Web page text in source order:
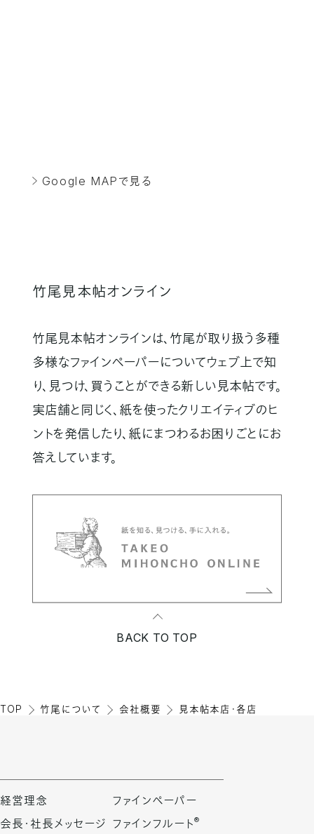
Google MAPで見る
竹尾見本帖オンライン
竹尾見本帖オンラインは、竹尾が取り扱う多種
多様なファインペーパーについてウェブ上で知
り、見つけ、買うことができる新しい見本帖です。
実店舗と同じく、紙を使ったクリエイティブのヒ
ントを発信したり、紙にまつわるお困りごとにお
答えしています。
BACK TO TOP
TOP 竹尾について 会社概要 見本帖本店・各店
経営理念
会長・社長メッセージ
ファインペーパー
ファインフルート®